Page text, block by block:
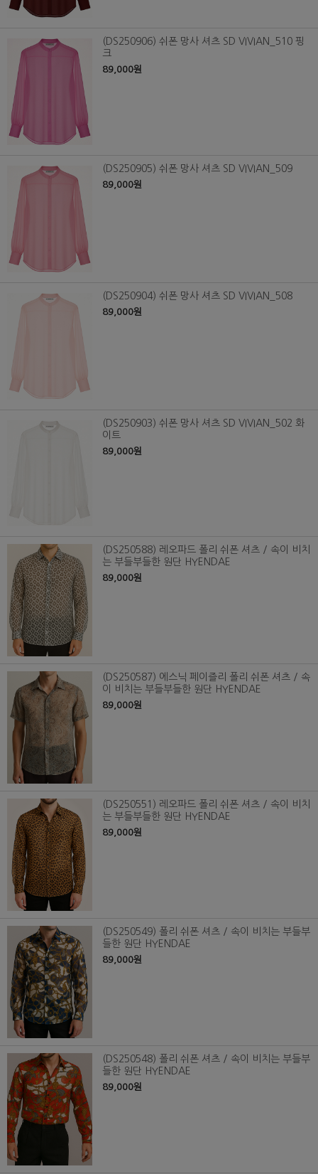
(DS250906) 쉬폰 망사 셔츠 SD VIVIAN_510 핑
크
89,000원
(DS250905) 쉬폰 망사 셔츠 SD VIVIAN_509
89,000원
(DS250904) 쉬폰 망사 셔츠 SD VIVIAN_508
89,000원
(DS250903) 쉬폰 망사 셔츠 SD VIVIAN_502 화
이트
89,000원
(DS250588) 레오파드 폴리 쉬폰 셔츠 / 속이 비치
는 부들부들한 원단 HYENDAE
89,000원
(DS250587) 에스닉 페이즐리 폴리 쉬폰 셔츠 / 속
이 비치는 부들부들한 원단 HYENDAE
89,000원
(DS250551) 레오파드 폴리 쉬폰 셔츠 / 속이 비치
는 부들부들한 원단 HYENDAE
89,000원
(DS250549) 폴리 쉬폰 셔츠 / 속이 비치는 부들부
들한 원단 HYENDAE
89,000원
(DS250548) 폴리 쉬폰 셔츠 / 속이 비치는 부들부
들한 원단 HYENDAE
89,000원